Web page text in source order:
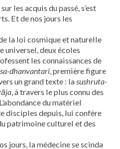
les acquis du passé, s’est
Et de nos jours les
la loi cosmique et naturelle
universel, deux écoles
les connaissances de
dhanvantari, première figure
un grand texte : lasushruta-
, à travers le plus connu des
du matériel
disciples depuis, lui confère
patrimoine culturel et des
jours, la médecine se scinda